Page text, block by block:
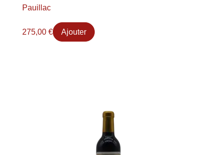
Pauillac
275,00 € Ajouter